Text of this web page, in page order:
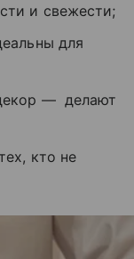
и свежести;
для
— делают
кто не